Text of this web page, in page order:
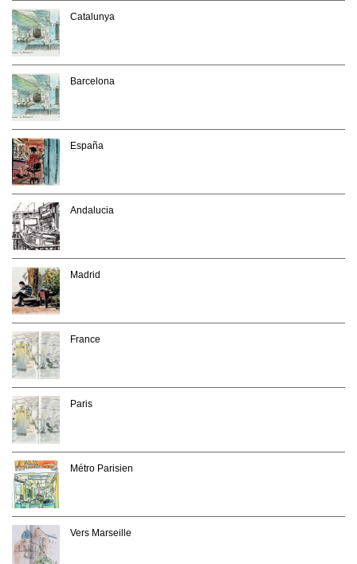
Catalunya
Barcelona
España
Andalucia
Madrid
France
Paris
Métro Parisien
Vers Marseille